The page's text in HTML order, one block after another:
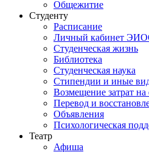
Общежитие
Студенту
Расписание
Личный кабинет
Студенческая жизнь
Библиотека
Студенческая наука
Стипендии и иные
Возмещение затрат на
Перевод и
Объявления
Психологическая
Театр
Афиша